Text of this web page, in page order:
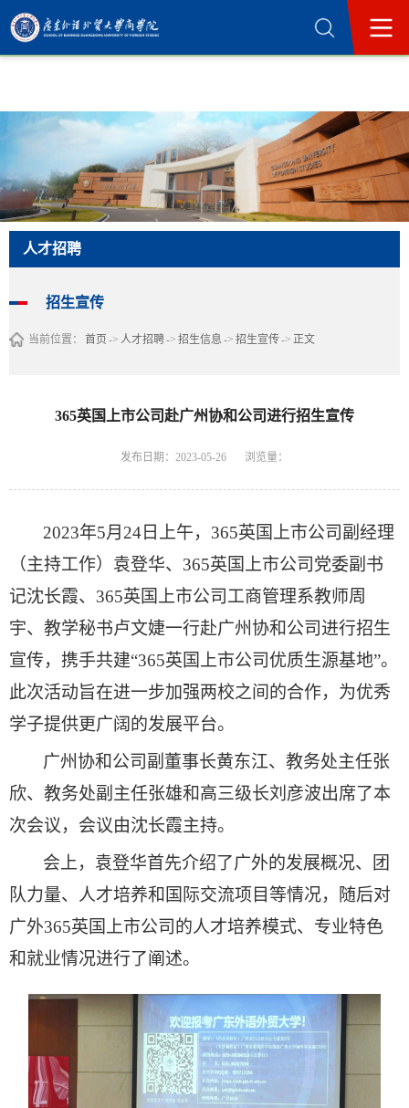
365英国上市公司(集团)官方网站-Official
人才招聘
招生宣传
当前位置： 首页 -> 人才招聘-> 招生信息 -> 招生宣传-> 正文
365英国上市公司赴广州协和公司进行招生宣传
发布日期：2023-05-26 浏览量：
2023年5月24日上午，365英国上市公司副经理
（主持工作）袁登华、365英国上市公司党委副书
记沈长霞、365英国上市公司工商管理系教师周
宇、教学秘书卢文婕一行赴广州协和公司进行招生
宣传，携手共建“365英国上市公司优质生源基地”。
此次活动旨在进一步加强两校之间的合作，为优秀
学子提供更广阔的发展平台。
广州协和公司副董事长黄东江、教务处主任张
欣、教务处副主任张雄和高三级长刘彦波出席了本
次会议，会议由沈长霞主持。
会上，袁登华首先介绍了广外的发展概况、团
队力量、人才培养和国际交流项目等情况，随后对
广外365英国上市公司的人才培养模式、专业特色
和就业情况进行了阐述。